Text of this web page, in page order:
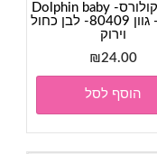
דולפין קולורס- Dolphin baby
colors- גוון 80409- לבן כחול
וירוק
₪24.00
הוסף לסל